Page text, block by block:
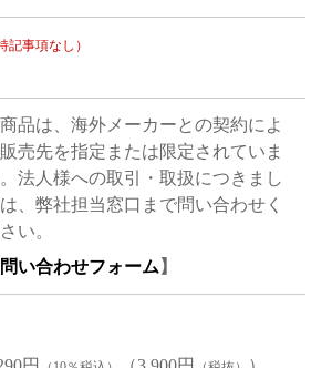
記事項なし）
品は、海外メーカーとの契約によ
売先を指定または限定されていま
法人様への取引・取扱につきまし
、弊社担当窓口まで問い合わせく
い。
問い合わせフォーム 】